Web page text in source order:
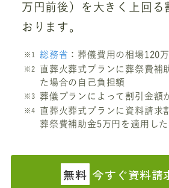
万円前後）を大きく上回る
おります。
総務省 ：葬儀費用の相場120
直葬火葬式プランに葬祭費補
た場合の自己負担額
葬儀プランによって割引金額
直葬火葬式プランに資料請求
葬祭費補助金5万円を適用し
無料 今すぐ資料請